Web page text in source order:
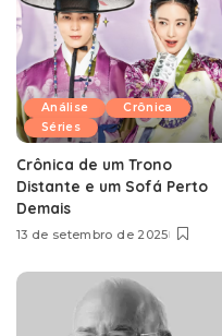
Análise
Crônica
Séries
Crônica de um Trono
Distante e um Sofá Perto
Demais
13 de setembro de 2025